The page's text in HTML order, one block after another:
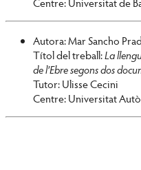
Autora: Mar Sancho
Títol del treball:La
de l’Ebre segons dos
Tutor: Ulisse Cecini
Centre: Universitat